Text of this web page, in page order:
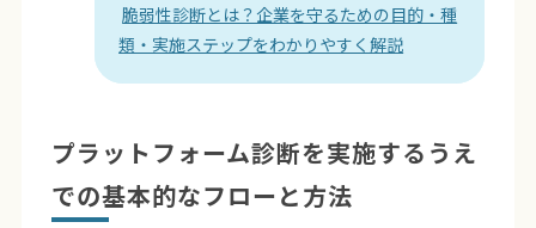
脆弱性診断とは？企業を守るための目的・種
類・実施ステップをわかりやすく解説
プラットフォーム診断を実施するうえ
での基本的なフローと方法